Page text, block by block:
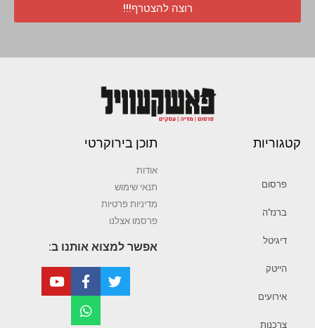
רוצה להצטרף!!!
קטגוריות
פרסום
ברנז’ה
דיגיטל
הייטק
אירועים
צרכנות
תוכן בירוקרטי
אודות
תנאי שימוש
מדיניות פרטיות
פרסמו אצלנו
אפשר למצוא אותנו ב: